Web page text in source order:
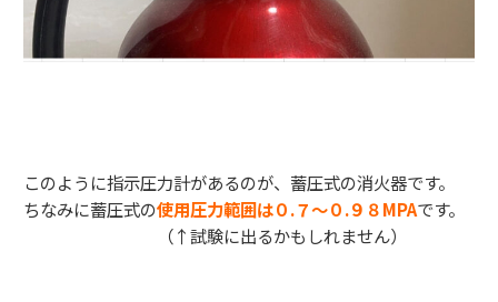
このように指示圧力計があるのが、蓄圧式の消火器です。
ちなみに蓄圧式の使用圧力範囲は０.７～０.９８MPAです。
（↑試験に出るかもしれません）